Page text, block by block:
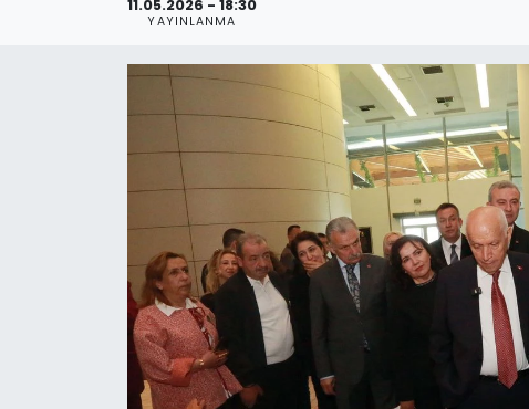
11.05.2026 - 18:30
YAYINLANMA